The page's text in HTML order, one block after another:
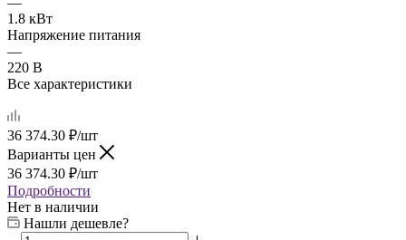
1.8 кВт
Напряжение питания
—
220 В
Все характеристики
36 374.30 ₽/шт
Варианты цен
36 374.30 ₽/шт
Подробности
Нет в наличии
Нашли дешевле?